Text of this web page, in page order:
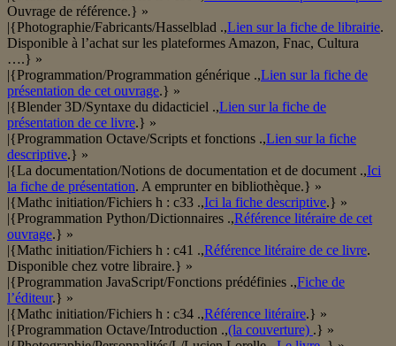
Ouvrage de référence.} »
|{Photographie/Fabricants/Hasselblad .,Lien sur la fiche de librairie.
Disponible à l’achat sur les plateformes Amazon, Fnac, Cultura
….} »
|{Programmation/Programmation générique .,Lien sur la fiche de
présentation de cet ouvrage.} »
|{Blender 3D/Syntaxe du didacticiel .,Lien sur la fiche de
présentation de ce livre.} »
|{Programmation Octave/Scripts et fonctions .,Lien sur la fiche
descriptive.} »
|{La documentation/Notions de documentation et de document .,Ici
la fiche de présentation. A emprunter en bibliothèque.} »
|{Mathc initiation/Fichiers h : c33 .,Ici la fiche descriptive.} »
|{Programmation Python/Dictionnaires .,Référence litéraire de cet
ouvrage.} »
|{Mathc initiation/Fichiers h : c41 .,Référence litéraire de ce livre.
Disponible chez votre libraire.} »
|{Programmation JavaScript/Fonctions prédéfinies .,Fiche de
l’éditeur.} »
|{Mathc initiation/Fichiers h : c34 .,Référence litéraire.} »
|{Programmation Octave/Introduction .,(la couverture) .} »